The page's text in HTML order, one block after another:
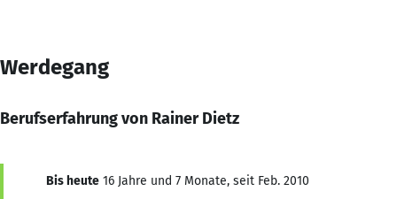
Werdegang
Berufserfahrung von Rainer Dietz
Bis heute 16 Jahre und 7 Monate, seit Feb. 2010